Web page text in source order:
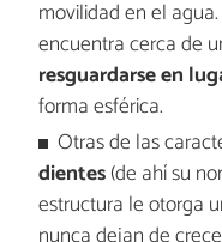
movilidad en el
encuentra cerca de
resguardarse en
forma esférica.
Otras de las
dientes(de ahí su
estructura le otorga